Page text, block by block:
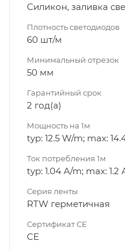
Силикон, заливка
Плотность светодиодов
60 шт/м
Минимальный отрезок
50 мм
Гарантийный срок
2 год(а)
Мощность на 1м
typ: 12.5 W/m; max:
Ток потребления 1м
typ: 1.04 A/m; max: 1.2
Серия ленты
RTW герметичная
Сертификат CE
CE